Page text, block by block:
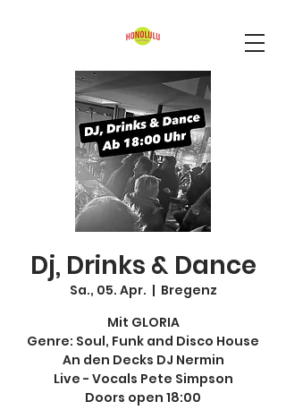
Dj, Drinks & Dance
Sa., 05. Apr.
  |
Bregenz
Mit GLORIA
Genre: Soul, Funk and Disco House
An den Decks DJ Nermin
Live - Vocals Pete Simpson
Doors open 18:00